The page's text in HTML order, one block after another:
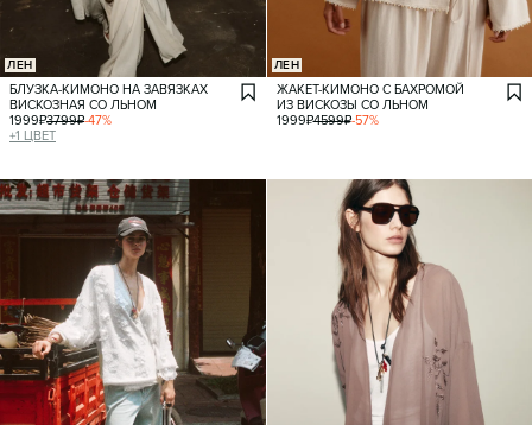
ЛЕН
БЛУЗКА-КИМОНО НА ЗАВЯЗКАХ
ВИСКОЗНАЯ СО ЛЬНОМ
1999₽3799₽-47%
+1 ЦВЕТ
ЛЕН
ЖАКЕТ-КИМОНО С БАХРОМОЙ
ИЗ ВИСКОЗЫ СО ЛЬНОМ
1999₽4599₽-57%